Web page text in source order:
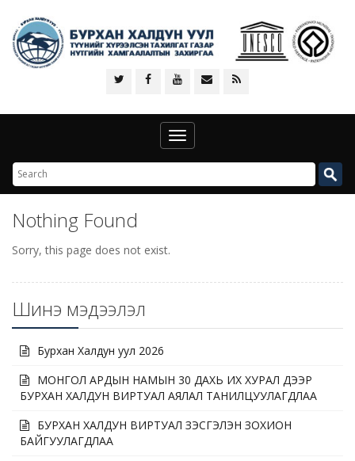
Toggle
navigation
Nothing Found
Sorry, this page does not exist.
Шинэ мэдээлэл
Бурхан Халдун уул 2026
МОНГОЛ АРДЫН НАМЫН 30 ДАХЬ ИХ ХУРАЛ ДЭЭР
БУРХАН ХАЛДУН ВИРТУАЛ АЯЛАЛ ТАНИЛЦУУЛАГДЛАА
БУРХАН ХАЛДУН ВИРТУАЛ ҮЗЭСГЭЛЭН ЗОХИОН
БАЙГУУЛАГДЛАА